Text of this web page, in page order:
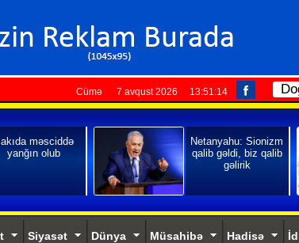
Cümə 7 avqust 2026 13:51:16
məsciddə
yanğın olub
Netanyahu: Sionizm
qalib gəldi, biz qalib
gəlirik
Siyasət Dünya Müsahibə Hadisə